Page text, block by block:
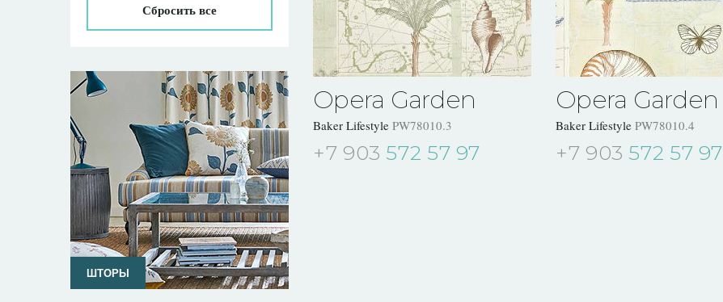
Сбросить все
ШТОРЫ
Opera Garden
Baker Lifestyle PW78010.3
+7 903 572 57 97
Opera Garden
Baker Lifestyle PW78010.4
+7 903 572 57 97